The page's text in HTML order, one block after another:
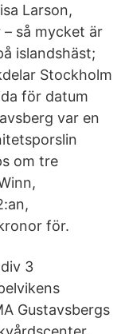
Larson,
– så mycket är
islandshäst;
Stockholm
för datum
var en
om tre
för.
3
Gustavsbergs